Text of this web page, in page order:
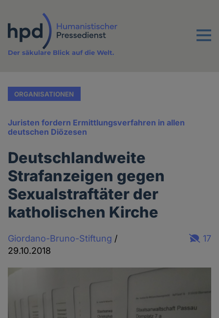
Inhalt
Menu
Der säkulare Blick auf die Welt.
ORGANISATIONEN
Juristen fordern Ermittlungsverfahren in allen
deutschen Diözesen
Deutschlandweite
Strafanzeigen gegen
Sexualstraftäter der
katholischen Kirche
Giordano-Bruno-Stiftung /
29.10.2018
17